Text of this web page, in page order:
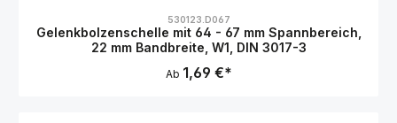
530123.D067
Gelenkbolzenschelle mit 64 - 67 mm Spannbereich,
22 mm Bandbreite, W1, DIN 3017-3
Ab 1,69 €*